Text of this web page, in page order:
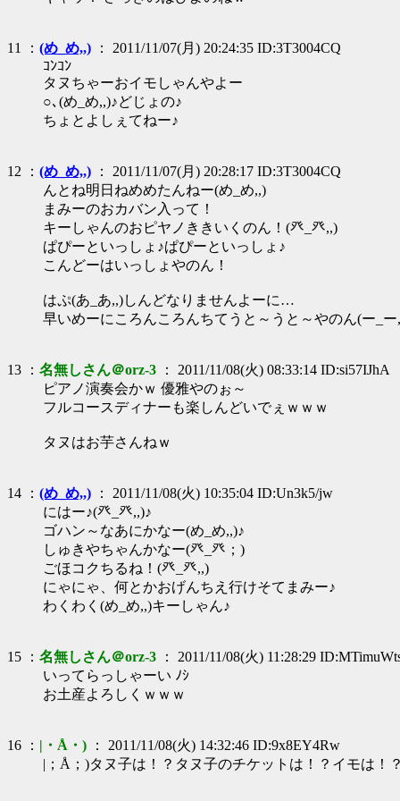
11 ： (め_め,,) ： 2011/11/07(月) 20:24:35 ID:3T3004CQ
ｺﾝｺﾝ
タヌちゃーおイモしゃんやよー
○､(め_め,,)♪どじょの♪
ちょとよしぇてねー♪
12 ： (め_め,,) ： 2011/11/07(月) 20:28:17 ID:3T3004CQ
んとね明日ねめめたんねー(め_め,,)
まみーのおカバン入って！
キーしゃんのおピヤノききいくのん！(癶_癶,,)
ぱぴーといっしょ♪ぱぴーといっしょ♪
こんどーはいっしょやのん！
はぷ(あ_あ,,)しんどなりませんよーに…
早いめーにころんころんちてうと～うと～やのん(ー_ー
13 ： 名無しさん＠orz-3 ： 2011/11/08(火) 08:33:14 ID:si57IJhA
ピアノ演奏会かｗ 優雅やのぉ～
フルコースディナーも楽しんどいでぇｗｗｗ
タヌはお芋さんねｗ
14 ： (め_め,,) ： 2011/11/08(火) 10:35:04 ID:Un3k5/jw
にはー♪(癶_癶,,)♪
ゴハン～なあにかなー(め_め,,)♪
しゅきやちゃんかなー(癶_癶；)
ごほコクちるね！(癶_癶,,)
にゃにゃ、何とかおげんちえ行けそてまみー♪
わくわく(め_め,,)キーしゃん♪
15 ： 名無しさん＠orz-3 ： 2011/11/08(火) 11:28:29
いってらっしゃーい ﾉｼ
お土産よろしくｗｗｗ
16 ： |・Å・) ： 2011/11/08(火) 14:32:46 ID:9x8EY4Rw
|；Å；)タヌ子は！？タヌ子のチケットは！？イモは！